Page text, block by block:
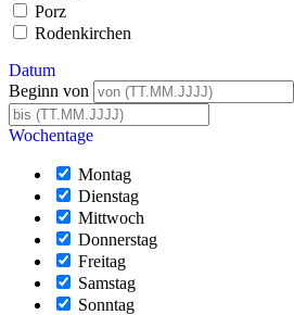
Porz
Rodenkirchen
Datum
Beginn von
Wochentage
Montag
Dienstag
Mittwoch
Donnerstag
Freitag
Samstag
Sonntag